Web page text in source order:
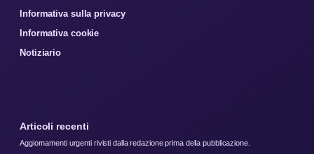
Informativa sulla privacy
Informativa cookie
Notiziario
Articoli recenti
Aggiornamenti urgenti rivisti dalla redazione prima della pubblicazione.